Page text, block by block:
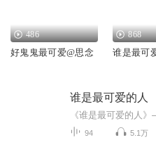
486
好鬼鬼最可爱@思念
868
谁是最可
谁是最可爱的人
94 5.1万